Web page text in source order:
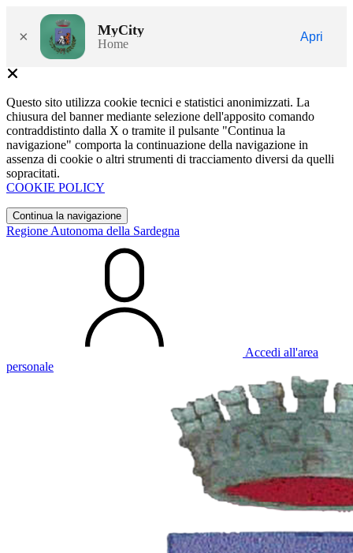
× MyCity
Home
Apri
Questo sito utilizza cookie tecnici e statistici anonimizzati. La
chiusura del banner mediante selezione dell'apposito comando
contraddistinto dalla X o tramite il pulsante "Continua la
navigazione" comporta la continuazione della navigazione in
assenza di cookie o altri strumenti di tracciamento diversi da quelli
sopracitati.
COOKIE POLICY
Continua la navigazione
Regione Autonoma della Sardegna
Accedi all'area
personale